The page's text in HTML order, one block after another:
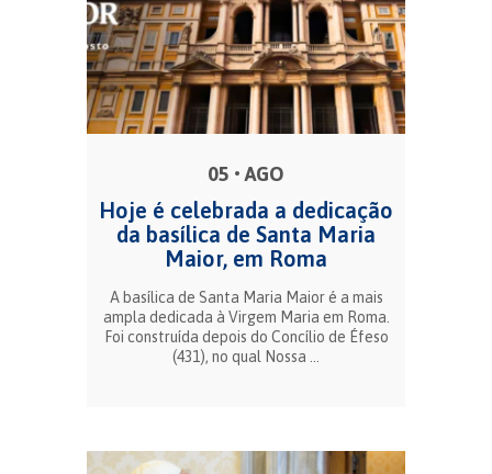
05 • AGO
Hoje é celebrada a dedicação
da basílica de Santa Maria
Maior, em Roma
A basílica de Santa Maria Maior é a mais
ampla dedicada à Virgem Maria em Roma.
Foi construída depois do Concílio de Éfeso
(431), no qual Nossa ...